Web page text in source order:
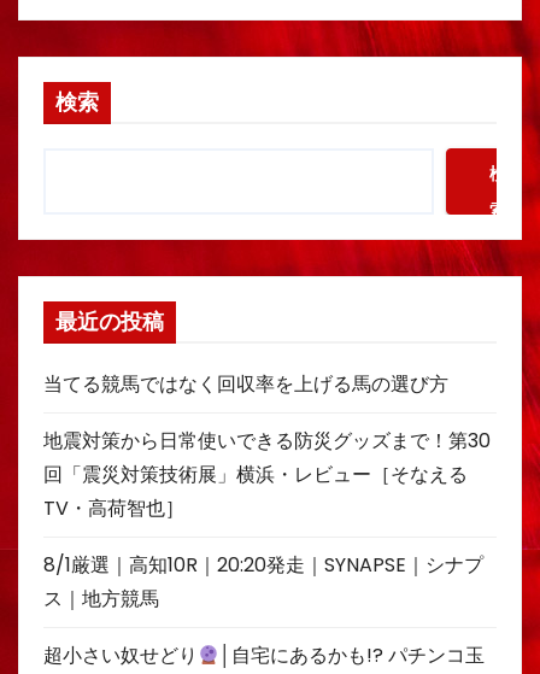
検索
検
索
最近の投稿
当てる競馬ではなく回収率を上げる馬の選び方
地震対策から日常使いできる防災グッズまで！第30
回「震災対策技術展」横浜・レビュー［そなえる
TV・高荷智也］
8/1厳選｜高知10R｜20:20発走｜SYNAPSE｜シナプ
ス｜地方競馬
超小さい奴せどり
│自宅にあるかも!? パチンコ玉